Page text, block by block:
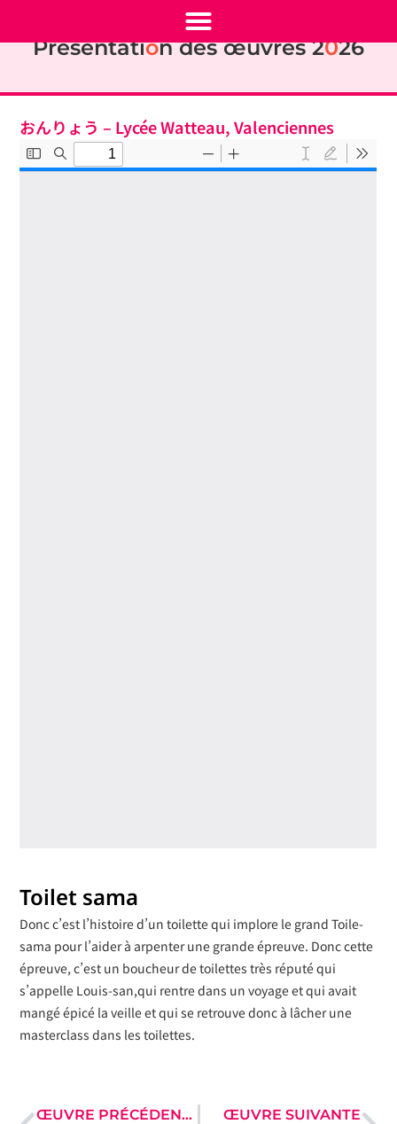
Présentation des œuvres 2026
おんりょう – Lycée Watteau, Valenciennes
Toilet sama
Donc c’est l’histoire d’un toilette qui implore le grand Toile-
sama pour l’aider à arpenter une grande épreuve. Donc cette
épreuve, c’est un boucheur de toilettes très réputé qui
s’appelle Louis-san,qui rentre dans un voyage et qui avait
mangé épicé la veille et qui se retrouve donc à lâcher une
masterclass dans les toilettes.
ŒUVRE PRÉCÉDENTE
ŒUVRE SUIVANTE